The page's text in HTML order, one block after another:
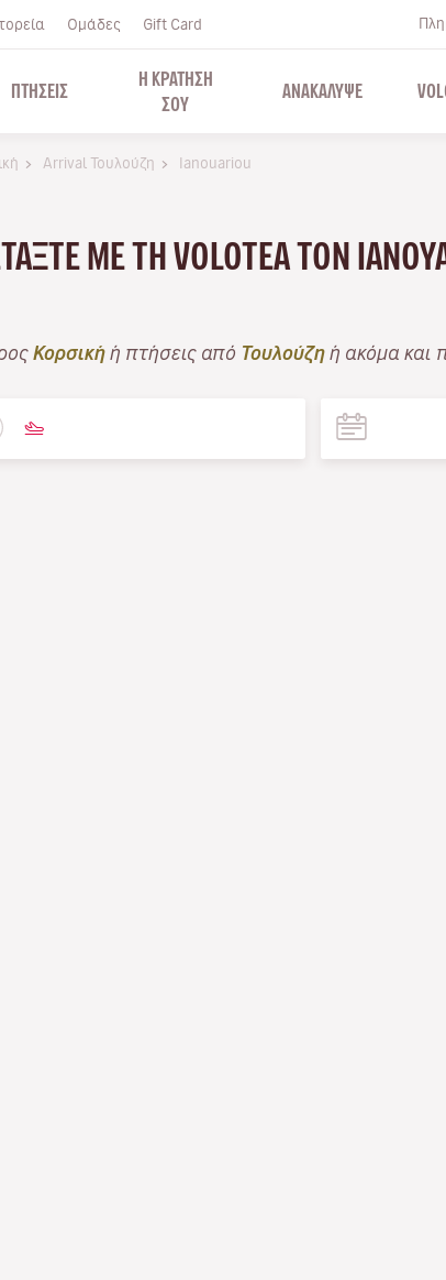
Ομάδες Gift Card
ΠΤΉΣΕΙΣ
Η ΚΡΑΤΗΣΗ
ΣΟΥ
ΑΝΑΚΑΛΥΨΕ
Arrival Τουλούζη Ianouariou
ΜΕ ΤΗ VOLOTEA ΤΟΝ
Κορσική ή πτήσεις από Τουλούζη ή ακόμα και